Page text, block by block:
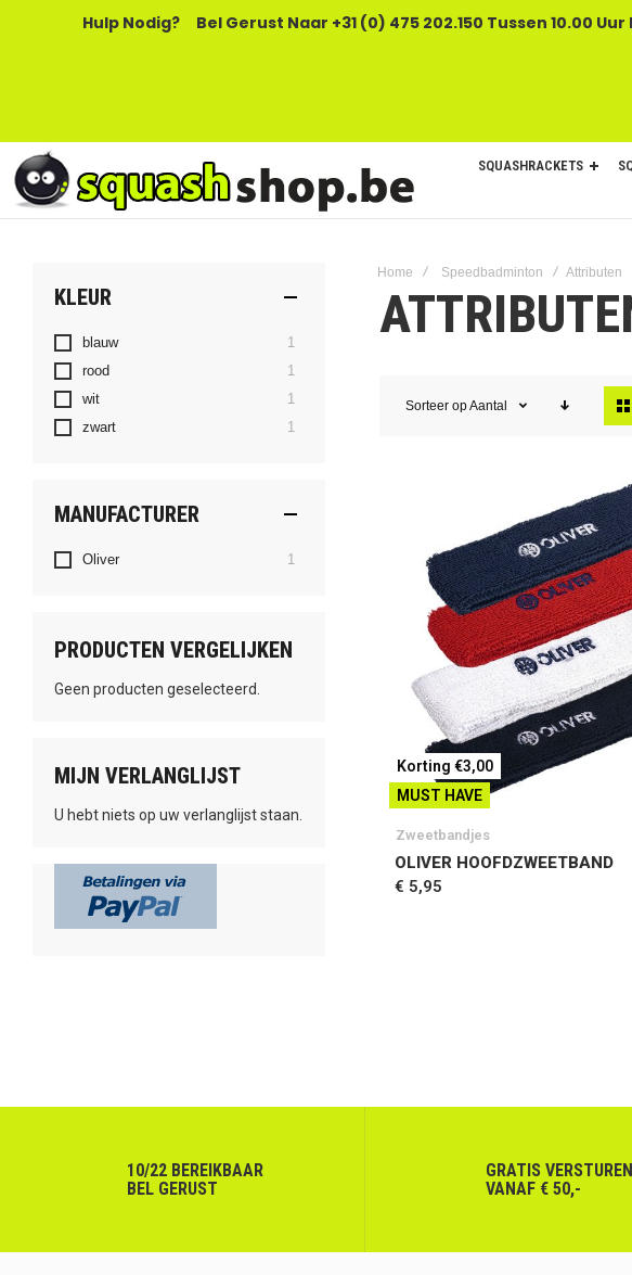
Hulp Nodig? Bel Gerust Naar +31 (0) 475 202.150 Tussen 10.00 Uur
SQUASHRACKETS
Home Speedbadminton Attributen
Sorteer opAantal
Korting €3,00
MUST HAVE
Zweetbandjes
OLIVER HOOFDZWEETBAND
€ 5,95
KLEUR
blauw 1
rood
1
wit
1
zwart
1
MANUFACTURER
Oliver 1
PRODUCTEN VERGELIJKEN
Geen producten geselecteerd.
MIJN VERLANGLIJST
U hebt niets op uw verlanglijst staan.
10/22 BEREIKBAAR
BEL GERUST
GRATIS VERSTUREN
VANAF € 50,-